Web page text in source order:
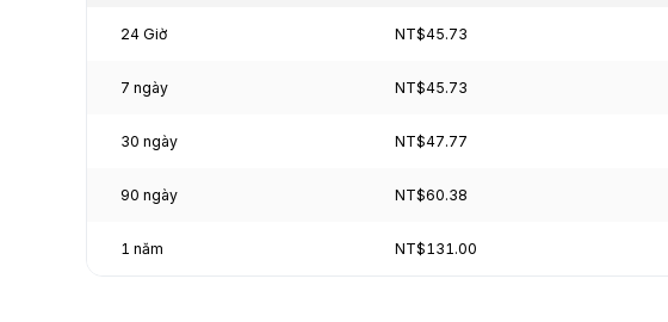
24 Giờ NT$45.73
7 ngày NT$45.73
30 ngày NT$47.77
90 ngày NT$60.38
1 năm NT$131.00